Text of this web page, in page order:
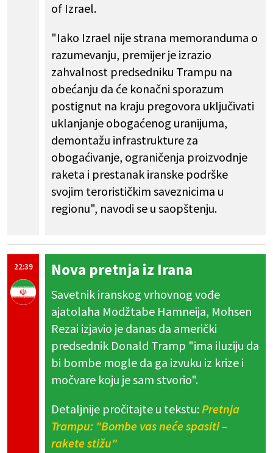
of Izrael.
"Iako Izrael nije strana memoranduma o
razumevanju, premijer je izrazio
zahvalnost predsedniku Trampu na
obećanju da će konačni sporazum
postignut na kraju pregovora uključivati
uklanjanje obogaćenog uranijuma,
demontažu infrastrukture za
obogaćivanje, ograničenja proizvodnje
raketa i prestanak iranske podrške
svojim terorističkim saveznicima u
regionu", navodi se u saopštenju.
22:39 Nova pretnja iz Irana
Savetnik iranskog vrhovnog vođe
ajatolaha Modžtabe Hamneija, Mohsen
Rezai izjavio je danas da američki
predsednik Donald Tramp "ima iluziju da
bi bombe mogle da ga izvuku iz krize i
močvare koju je sam stvorio".
Detaljnije pročitajte u tekstu:Pretnja
Trampu: "Bombe vas neće spasiti –
rakete stižu"